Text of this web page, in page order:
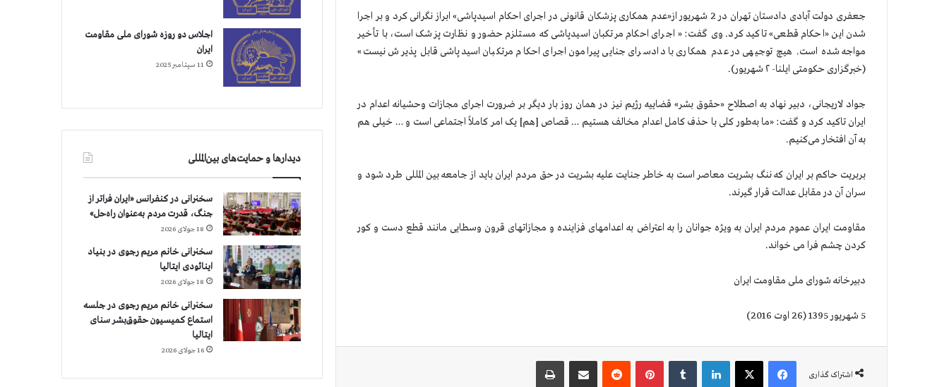
جعفری دولت آبادی دادستان تهران در 2 شهریور از«عدم همکاری پزشکان قانونی در اجرای احکام اسیدپاشی» ابراز نگرانی کرد و بر اجرا
شدن این «احکام قطعی» تاکید کرد. وی گفت: « اجرای احکام مرتکبان اسیدپاشی که مستلزم حضور و نظارت پزشک است، با تأخیر
مواجه شده است. هیچ توجیهی در عدم همکاری با دادسرای جنایی پیرامون اجرای احکام مرتکبان اسیدپاشی قابل پذیرش نیست»
(خبرگزاری حکومتی ایلنا- ۲ شهریور).
جواد لاریجانی، دبیر نهاد به اصطلاح «حقوق بشر» قضاییه رژیم نیز در همان روز بار دیگر بر ضرورت اجرای مجازات وحشیانه اعدام در
ایران تاکید کرد و گفت: «ما به‌طور کلی با حذف کامل اعدام مخالف هستیم … قصاص [هم] یک امر کاملاً اجتماعی است و … خیلی هم
به آن افتخار می‌کنیم.
بربریت حاکم بر ایران که ننگ بشریت معاصر است به خاطر جنایت علیه بشریت در حق مردم ایران باید از جامعه بین المللی طرد شود و
سران آن در مقابل عدالت قرار گیرند.
مقاومت ایران عموم مردم ایران به ویژه جوانان را به اعتراض به اعدامهای فزاینده و مجازاتهای قرون وسطایی مانند قطع دست و کور
کردن چشم فرا می خواند.
دبیرخانه شورای ملی مقاومت ایران
5 شهریور 1395 (26 اوت 2016)
اشتراک گذاری
فیس بوک X ‫پین‌ترست ‫رددیت
اجلاس دو روزه شورای ملی مقاومت
ایران
11 سپتامبر 2025
دیدارها و حمایت‌های بین‌المللی
سخنرانی در کنفرانس «ایران فراتر از
جنگ، قدرت مردم به‌عنوان راه‌حل»
18 جولای 2026
سخنرانی خانم مریم رجوی در بنیاد
اینائودی ایتالیا
18 جولای 2026
سخنرانی خانم مریم رجوی در جلسه
استماع کمیسیون حقوق‌بشر سنای
ایتالیا
16 جولای 2026